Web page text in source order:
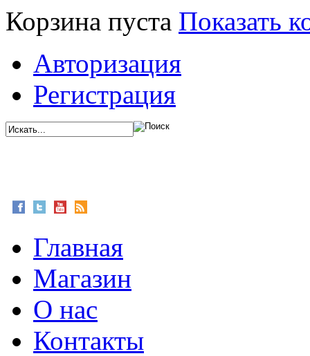
Корзина пуста Показать
Авторизация
Регистрация
Главная
Магазин
О нас
Контакты